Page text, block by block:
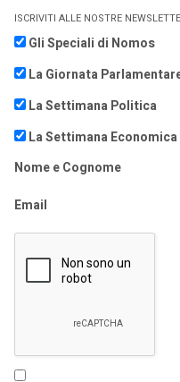
ISCRIVITI ALLE NOSTRE
Gli Speciali di Nomos
La Giornata
La Settimana Politica
La Settimana Economica
Nome e Cognome
Email